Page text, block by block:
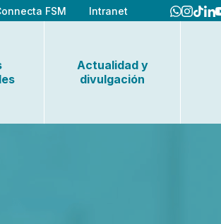
FSM Intranet
Actualidad y
divulgación